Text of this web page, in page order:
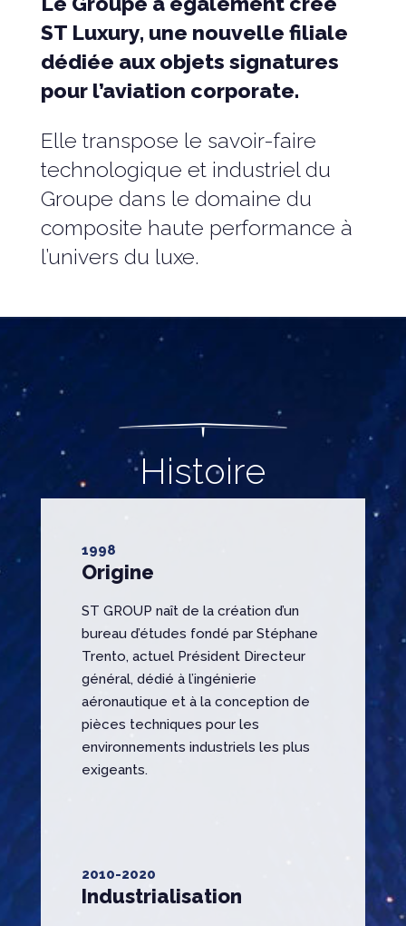
ST Luxury, une nouvelle filiale
dédiée aux objets signatures
pour l’aviation corporate.
Elle transpose le savoir-faire
technologique et industriel du
Groupe dans le domaine du
composite haute performance à
l’univers du luxe.
Histoire
1998
Origine
ST GROUP naît de la création d’un
bureau d’études fondé par Stéphane
Trento, actuel Président Directeur
général, dédié à l’ingénierie
aéronautique et à la conception de
pièces techniques pour les
environnements industriels les plus
exigeants.
2010-2020
Industrialisation